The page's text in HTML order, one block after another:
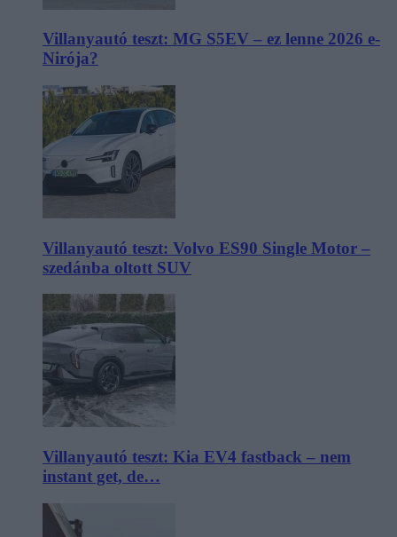
Villanyautó teszt: MG S5EV – ez lenne 2026 e-
Nirója?
Villanyautó teszt: Volvo ES90 Single Motor –
szedánba oltott SUV
Villanyautó teszt: Kia EV4 fastback – nem
instant get, de…